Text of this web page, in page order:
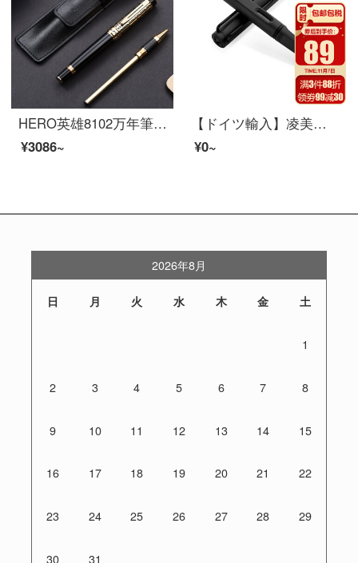
HERO英雄8102万年筆箱セット男女オフィスイリジウム金ペンで習字ビジネス署名ペンを書き、高級品を注文して黒0.5 MM+0.7 MMを注文します。
¥3086~
【ドイツ輸入】凌美（LAMY）万年筆サインペンFペン先Safari狩猟者インクペンビジネストランジット学生習字万年ペン教師デープレゼント砂黒（インク吸入器を含まない）
¥0~
2026年8月
日 月 火 水 木 金 土
1
2 3 4 5 6 7 8
9 10 11 12 13 14 15
16 17 18 19 20 21 22
23 24 25 26 27 28 29
30 31